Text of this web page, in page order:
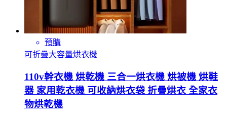
預購
可折疊大容量烘衣機
110v幹衣機 烘乾機 三合一烘衣機 烘被機 烘鞋
器 家用乾衣機 可收納烘衣袋 折疊烘衣 全家衣
物烘乾機